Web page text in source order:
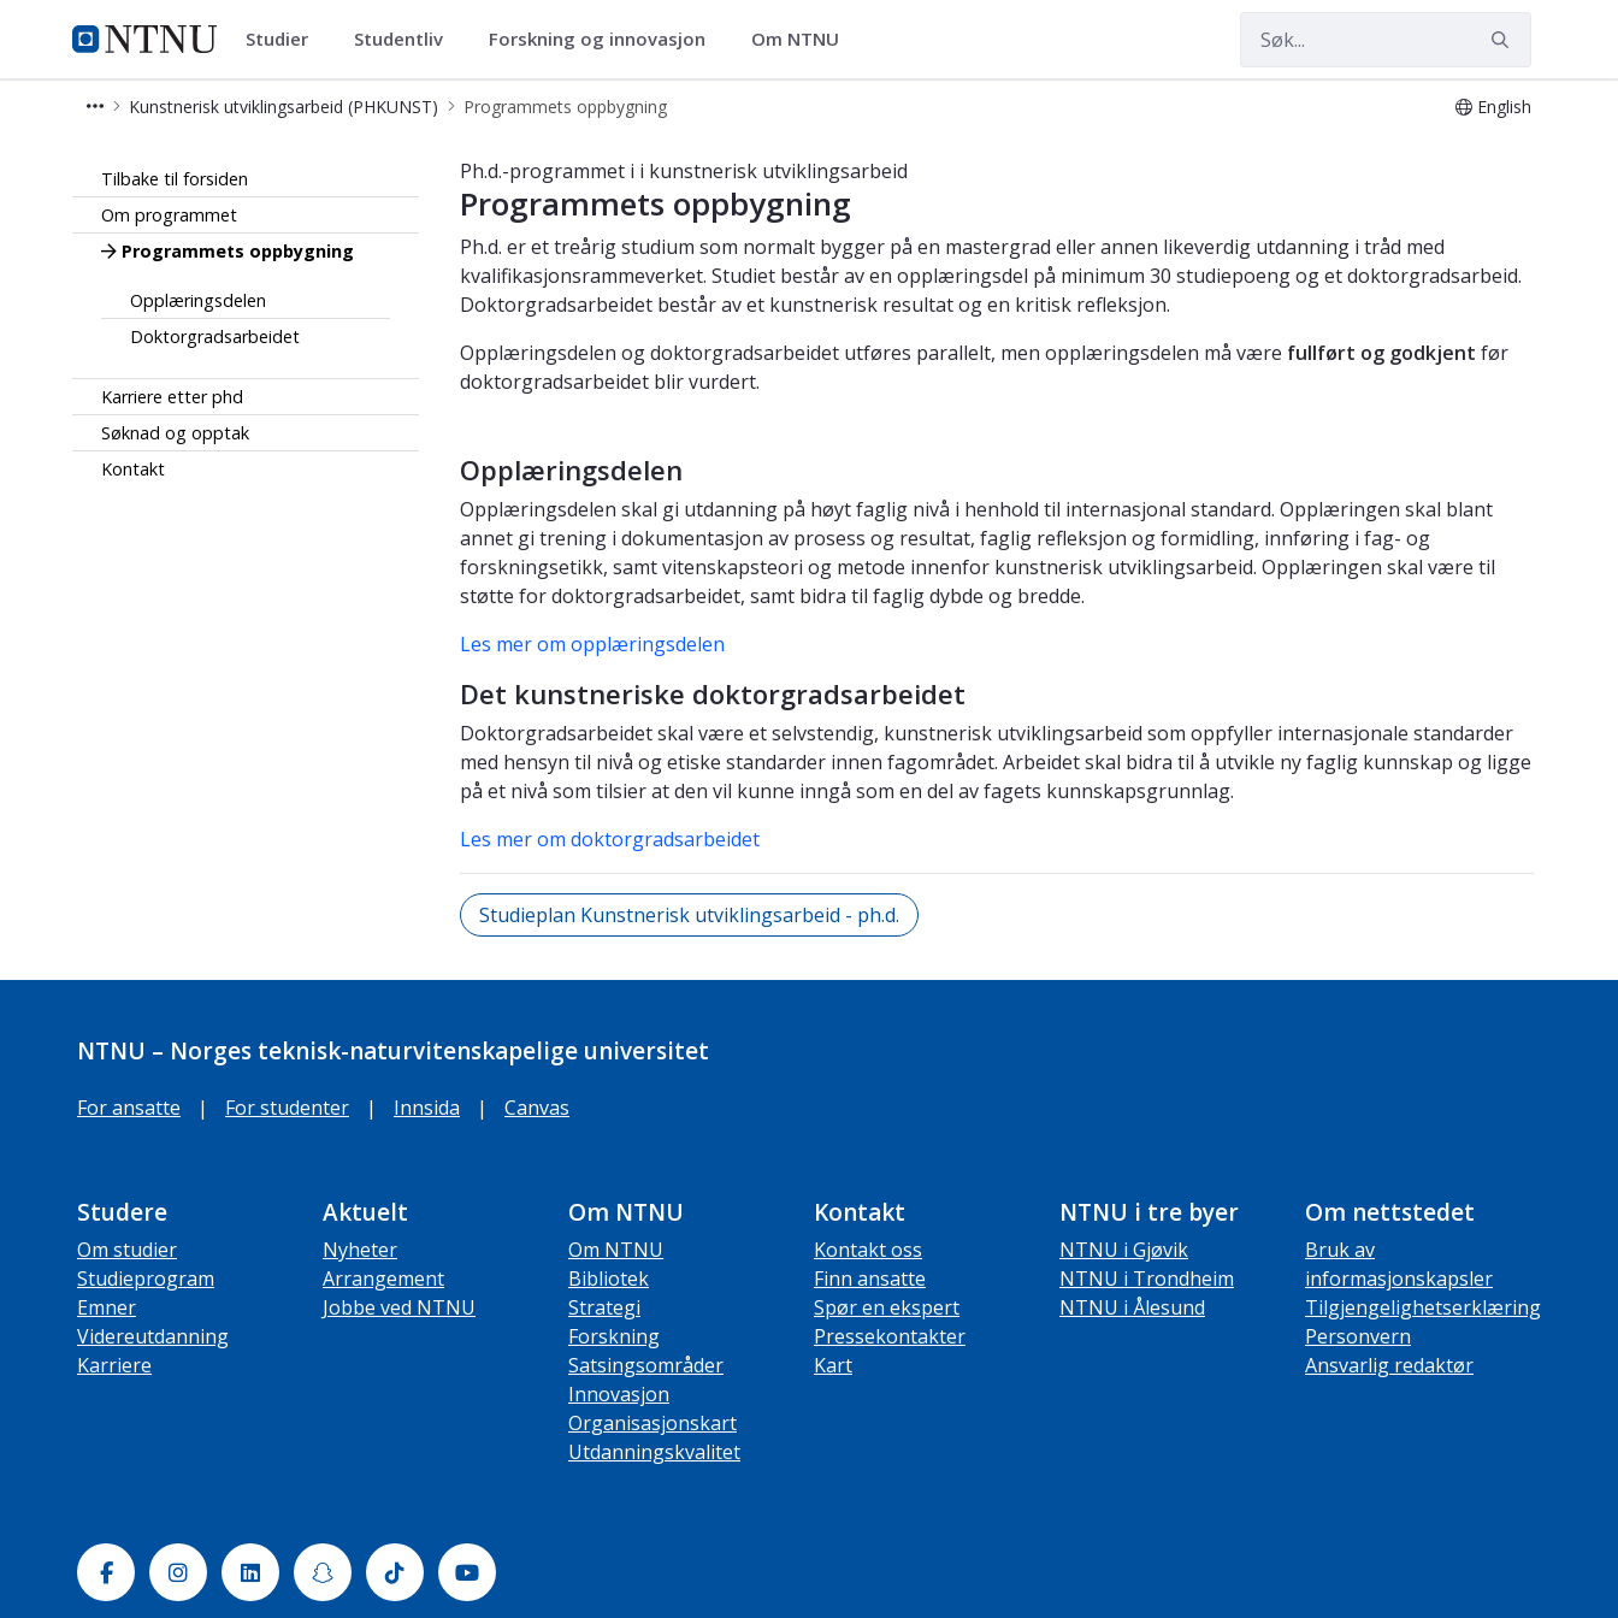
NTNU Hjemmeside
Kunstnerisk utviklingsarbeid (PHKUNST)
Studier Studentliv Forskning og innovasjon Om NTNU
Kunstnerisk utviklingsarbeid (PHKUNST) Programmets oppbygning English
Tilbake til forsiden
Om programmet
Programmets oppbygning
Opplæringsdelen
Doktorgradsarbeidet
Karriere etter phd
Søknad og opptak
Kontakt
Ph.d.-programmet i i kunstnerisk utviklingsarbeid
Programmets oppbygning
Ph.d. er et treårig studium som normalt bygger på en mastergrad eller annen likeverdig utdanning i tråd med
kvalifikasjonsrammeverket. Studiet består av en opplæringsdel på minimum 30 studiepoeng og et doktorgradsarbeid.
Doktorgradsarbeidet består av et kunstnerisk resultat og en kritisk refleksjon.
Opplæringsdelen og doktorgradsarbeidet utføres parallelt, men opplæringsdelen må være fullført og godkjent før
doktorgradsarbeidet blir vurdert.
Opplæringsdelen
Opplæringsdelen skal gi utdanning på høyt faglig nivå i henhold til internasjonal standard. Opplæringen skal blant
annet gi trening i dokumentasjon av prosess og resultat, faglig refleksjon og formidling, innføring i fag- og
forskningsetikk, samt vitenskapsteori og metode innenfor kunstnerisk utviklingsarbeid. Opplæringen skal være til
støtte for doktorgradsarbeidet, samt bidra til faglig dybde og bredde.
Les mer om opplæringsdelen
Det kunstneriske doktorgradsarbeidet
Doktorgradsarbeidet skal være et selvstendig, kunstnerisk utviklingsarbeid som oppfyller internasjonale standarder
med hensyn til nivå og etiske standarder innen fagområdet. Arbeidet skal bidra til å utvikle ny faglig kunnskap og ligge
på et nivå som tilsier at den vil kunne inngå som en del av fagets kunnskapsgrunnlag.
Les mer om doktorgradsarbeidet
Studieplan Kunstnerisk utviklingsarbeid - ph.d.
NTNU – Norges teknisk-naturvitenskapelige universitet
For ansatte | For studenter | Innsida | Canvas
Studere
Om studier
Studieprogram
Emner
Videreutdanning
Karriere
Aktuelt
Nyheter
Arrangement
Jobbe ved NTNU
Om NTNU
Om NTNU
Bibliotek
Strategi
Forskning
Satsingsområder
Innovasjon
Organisasjonskart
Utdanningskvalitet
Kontakt
Kontakt oss
Finn ansatte
Spør en ekspert
Pressekontakter
Kart
NTNU i tre byer
NTNU i Gjøvik
NTNU i Trondheim
NTNU i Ålesund
Om nettstedet
Bruk av
informasjonskapsler
Tilgjengelighetserklæring
Personvern
Ansvarlig redaktør
FacebookInstagramLinkedinSnapchatTiktok Youtube